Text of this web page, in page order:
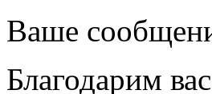
Ваше
Благодарим